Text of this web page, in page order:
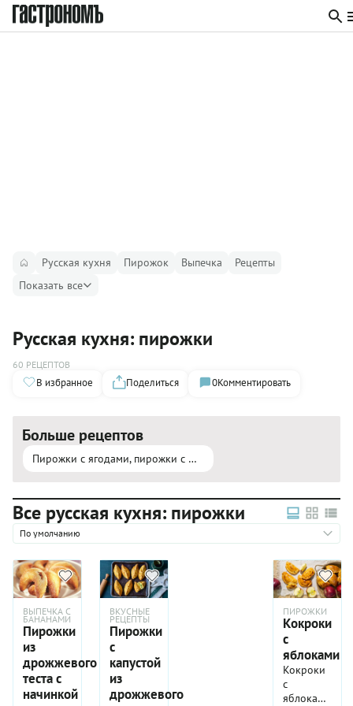
Русская кухня Пирожок Выпечка
Рецепты
Показать все
Русская кухня: пирожки
60 РЕЦЕПТОВ
В избранное Поделиться 0Комментировать
Больше рецептов
Пирожки с ягодами, пирожки с фруктами
Все русская кухня: пирожки
По умолчанию
ВЫПЕЧКА С
БАНАНАМИ
Пирожки
из
дрожжевого
теста с
начинкой
ВКУСНЫЕ
РЕЦЕПТЫ
Пирожки
с
капустой
из
дрожжевого
ПИРОЖКИ
Кокроки
с
яблоками
Кокроки
с
яблоками —